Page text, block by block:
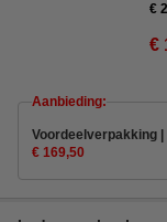
€
€
Aanbieding:
Voordeelverpakking |
€ 169,50